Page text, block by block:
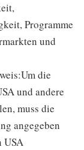
Programme
und
die
und andere
muss die
angegeben
USA